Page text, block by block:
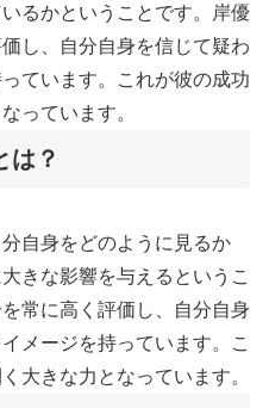
るかということです。岸優
し、自分自身を信じて疑わ
ています。これが彼の成功
っています。
は？
自身をどのように見るか
きな影響を与えるというこ
常に高く評価し、自分自身
メージを持っています。こ
大きな力となっています。